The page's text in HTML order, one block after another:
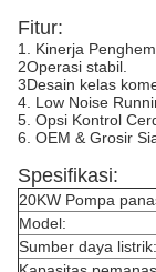
Fitur:
1. Kinerja
2Operasi stabil.
3Desain kelas
4. Low Noise
5. Opsi Kontrol
6. OEM & Grosir
Spesifikasi:
20KW Pompa
Model:
Sumber daya listrik: